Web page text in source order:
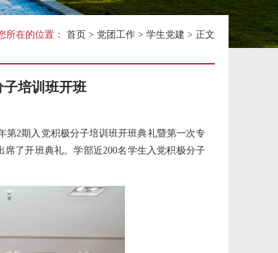
所在的位置： 首页 > 党团工作 > 学生党建 > 正文
子培训班开班
第2期入党积极分子培训班开班典礼暨第一次专
了开班典礼。学部近200名学生入党积极分子